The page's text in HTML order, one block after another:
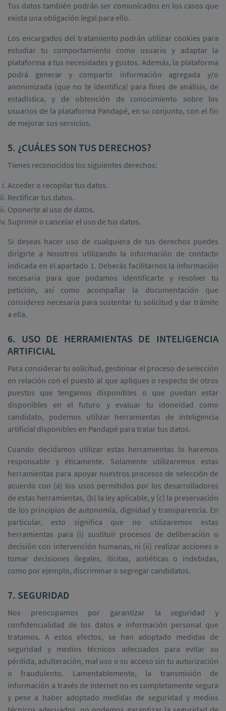
Tus datos también podrán ser comunicados en los casos que
exista una obligación legal para ello.
Los encargados del tratamiento podrán utilizar cookies para
estudiar tu comportamiento como usuario y adaptar la
plataforma a tus necesidades y gustos. Además, la plataforma
podrá generar y compartir información agregada y/o
anonimizada (que no te identifica) para fines de análisis, de
estadística, y de obtención de conocimiento sobre los
usuarios de la plataforma Pandapé, en su conjunto, con el fin
de mejorar sus servicios.
5. ¿CUÁLES SON TUS DERECHOS?
Tienes reconocidos los siguientes derechos:
Acceder o recopilar tus datos.
Rectificar tus datos.
Oponerte al uso de datos.
Suprimir o cancelar el uso de tus datos.
Si deseas hacer uso de cualquiera de tus derechos puedes
dirigirte a Nosotros utilizando la información de contacto
indicada en el apartado 1. Deberás facilitarnos la información
necesaria para que podamos identificarte y resolver tu
petición, así como acompañar la documentación que
consideres necesaria para sustentar tu solicitud y dar trámite
a ella.
6. USO DE HERRAMIENTAS DE INTELIGENCIA
ARTIFICIAL
Para considerar tu solicitud, gestionar el proceso de selección
en relación con el puesto al que apliques o respecto de otros
puestos que tengamos disponibles o que puedan estar
disponibles en el futuro y evaluar tu idoneidad como
candidato, podemos utilizar herramientas de inteligencia
artificial disponibles en Pandapé para tratar tus datos.
Cuando decidamos utilizar estas herramientas lo haremos
responsable y éticamente. Solamente utilizaremos estas
herramientas para apoyar nuestros procesos de selección de
acuerdo con (a) los usos permitidos por los desarrolladores
de estas herramientas, (b) la ley aplicable, y (c) la preservación
de los principios de autonomía, dignidad y transparencia. En
particular, esto significa que no utilizaremos estas
herramientas para (i) sustituir procesos de deliberación o
decisión con intervención humanas, ni (ii) realizar acciones o
tomar decisiones ilegales, ilícitas, antiéticas o indebidas,
como por ejemplo, discriminar o segregar candidatos.
7. SEGURIDAD
Nos preocupamos por garantizar la seguridad y
confidencialidad de los datos e información personal que
tratamos. A estos efectos, se han adoptado medidas de
seguridad y medios técnicos adecuados para evitar su
pérdida, adulteración, mal uso o su acceso sin tu autorización
o fraudulento. Lamentablemente, la transmisión de
información a través de Internet no es completamente segura
y pese a haber adoptado medidas de seguridad y medios